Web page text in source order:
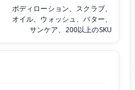
ボディローション、スクラブ、
オイル、ウォッシュ、バター、
サンケア、200以上のSKU